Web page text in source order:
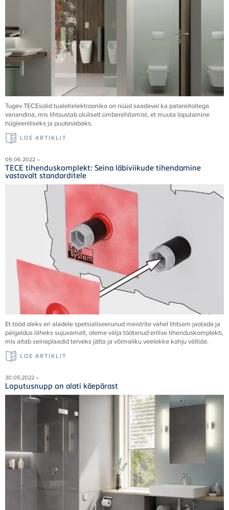
Tugev TECEsolid tualetielektroonika on nüüd saadaval ka patareitoitega
variandina, mis lihtsustab oluliselt ümberehitamist, et muuta loputamine
hügieeniliseks ja puutevabaks.
LOE ARTIKLIT
09.06.2022 –
TECE tihenduskomplekt: Seina läbiviikude tihendamine
vastavalt standarditele
Et tööd oleks eri aladele spetsialiseerunud meistrite vahel lihtsam jaotada ja
paigaldus läheks sujuvamalt, oleme välja töötanud erilise tihenduskomplekti,
mis aitab seinaplaadid terveks jätta ja võimaliku veelekke kahju vältida.
LOE ARTIKLIT
30.05.2022 –
Loputusnupp on alati käepärast